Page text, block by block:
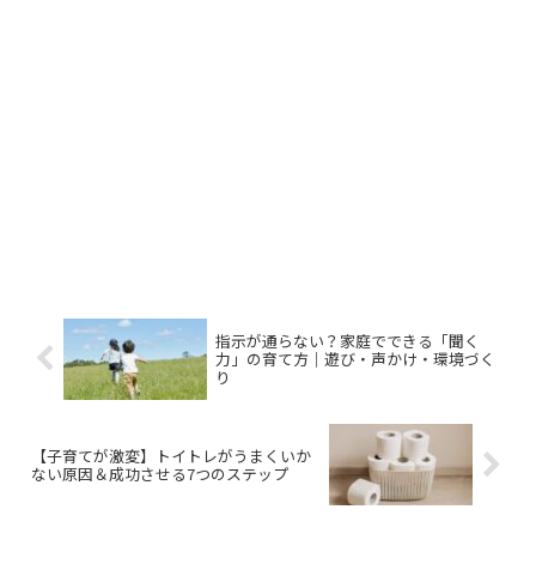
指示が通らない？家庭でできる「聞く
力」の育て方｜遊び・声かけ・環境づく
り
【子育てが激変】トイトレがうまくいか
ない原因＆成功させる7つのステップ